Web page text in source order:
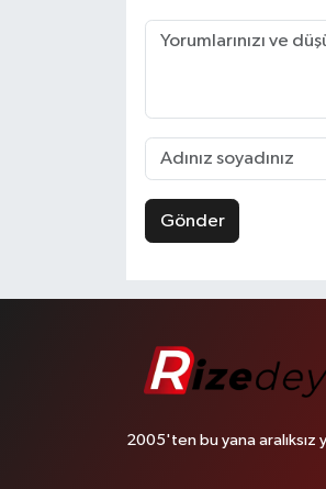
Gönder
2005'ten bu yana aralıksız